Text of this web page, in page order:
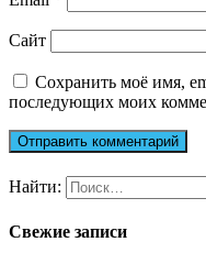
Сайт
Сохранить моё имя,
последующих моих
Найти:
Свежие записи